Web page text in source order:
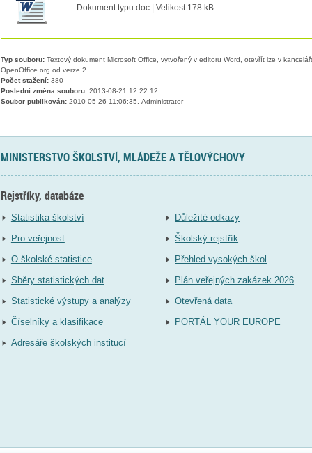
Dokument typu doc | Velikost 178 kB
Typ souboru:Textový dokument Microsoft Office, vytvořený v editoru Word, otevřít lze v
OpenOffice.org od verze 2.
Počet stažení:380
Poslední změna souboru:2013-08-21 12:22:12
Soubor publikován:2010-05-26 11:06:35, Administrator
MINISTERSTVO ŠKOLSTVÍ, MLÁDEŽE A TĚLOVÝCHOVY
Rejstříky, databáze
Statistika školství
Pro veřejnost
O školské statistice
Sběry statistických dat
Statistické výstupy a analýzy
Číselníky a klasifikace
Adresáře školských institucí
Důležité odkazy
Školský rejstřík
Přehled vysokých škol
Plán veřejných zakázek 2026
Otevřená data
PORTÁL YOUR EUROPE